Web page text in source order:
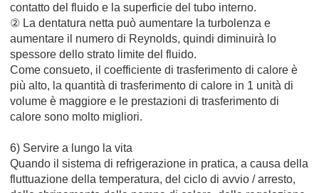
contatto del fluido e la superficie del tubo interno.
② La dentatura netta può aumentare la turbolenza e
aumentare il numero di Reynolds, quindi diminuirà lo
spessore dello strato limite del fluido.
Come consueto, il coefficiente di trasferimento di calore è
più alto, la quantità di trasferimento di calore in 1 unità di
volume è maggiore e le prestazioni di trasferimento di
calore sono molto migliori.
6) Servire a lungo la vita
Quando il sistema di refrigerazione in pratica, a causa della
fluttuazione della temperatura, del ciclo di avvio / arresto,